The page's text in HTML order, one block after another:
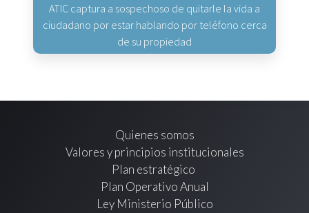
ATIC captura a sospechoso de quitarle la vida a
ciudadano por estar hablando por teléfono cerca
de su propiedad
Quienes somos
Valores y principios institucionales
Plan estratégico
Plan Operativo Anual
Ley Ministerio Público